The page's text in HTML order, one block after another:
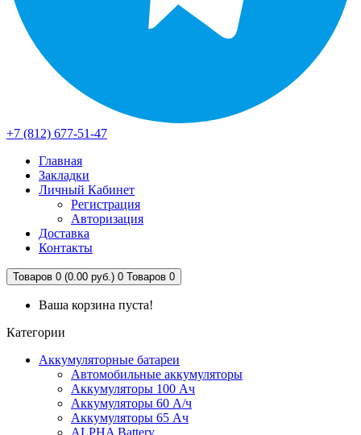
+7 (812) 677-51-47
Главная
Закладки
Личный Кабинет
Регистрация
Авторизация
Доставка
Контакты
Товаров 0 (0.00 руб.) 0 Товаров 0
Ваша корзина пуста!
Категории
Аккумуляторные батареи
Автомобильные аккумуляторы
Аккумуляторы 100 Ач
Аккумуляторы 60 А/ч
Аккумуляторы 65 Ач
ALPHA Battery